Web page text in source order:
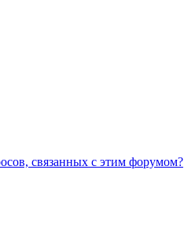
связанных с этим форумом?